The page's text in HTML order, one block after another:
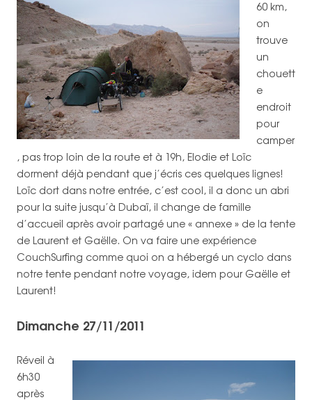
60 km,
on
trouve
un
chouett
e
endroit
pour
camper
, pas trop loin de la route et à 19h, Elodie et Loïc
dorment déjà pendant que j’écris ces quelques lignes!
Loïc dort dans notre entrée, c’est cool, il a donc un abri
pour la suite jusqu’à Dubaï, il change de famille
d’accueil après avoir partagé une « annexe » de la tente
de Laurent et Gaëlle. On va faire une expérience
CouchSurfing comme quoi on a hébergé un cyclo dans
notre tente pendant notre voyage, idem pour Gaëlle et
Laurent!
Dimanche 27/11/2011
Réveil à
6h30
après